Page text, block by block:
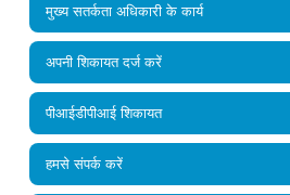
मुख्य सतर्कता अधिकारी के कार्य
अपनी शिकायत दर्ज करें
पीआईडीपीआई शिकायत
हमसे संपर्क करें